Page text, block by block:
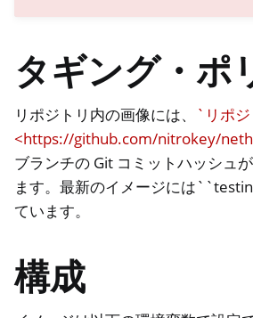
navigation of Container
navigation of Compatible Software
navigation of NitroWall NW750
navigation of ソフトウェア
タギング・ポ
リポジトリ内の画像には、
`リポジ
<https://github.com/nitrokey/
ブランチの Git コミットハッシュ
ます。最新のイメージには
ています。
構成